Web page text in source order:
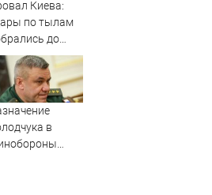
Киева:
по тылам
до
чем до
в